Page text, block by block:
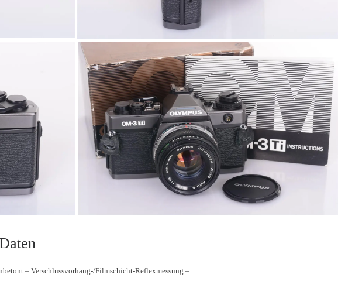
– Verschlussvorhang-/Filmschicht-Reflexmessung –